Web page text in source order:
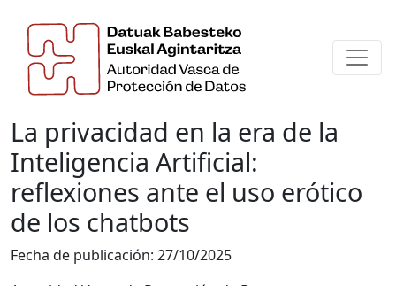
La privacidad en la era de la
Inteligencia Artificial:
reflexiones ante el uso erótico
de los chatbots
Fecha de publicación: 27/10/2025